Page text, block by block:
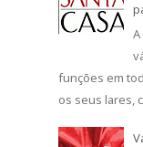
funções em
os seus lares,